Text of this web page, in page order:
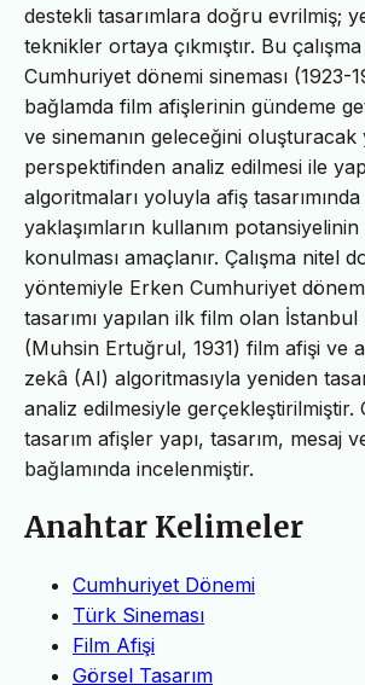
destekli tasarımlara doğru evrilmiş;
teknikler ortaya çıkmıştır. Bu
Cumhuriyet dönemi sineması (1923-
bağlamda film afişlerinin gündeme
ve sinemanın geleceğini
perspektifinden analiz edilmesi ile
algoritmaları yoluyla afiş
yaklaşımların kullanım
konulması amaçlanır. Çalışma nitel
yöntemiyle Erken Cumhuriyet
tasarımı yapılan ilk film olan
(Muhsin Ertuğrul, 1931) film afişi ve
zekâ (AI) algoritmasıyla yeniden
analiz edilmesiyle gerçekleştirilmiştir.
tasarım afişler yapı, tasarım, mesaj
bağlamında incelenmiştir.
Anahtar Kelimeler
Cumhuriyet Dönemi
Türk Sineması
Film Afişi
Görsel Tasarım